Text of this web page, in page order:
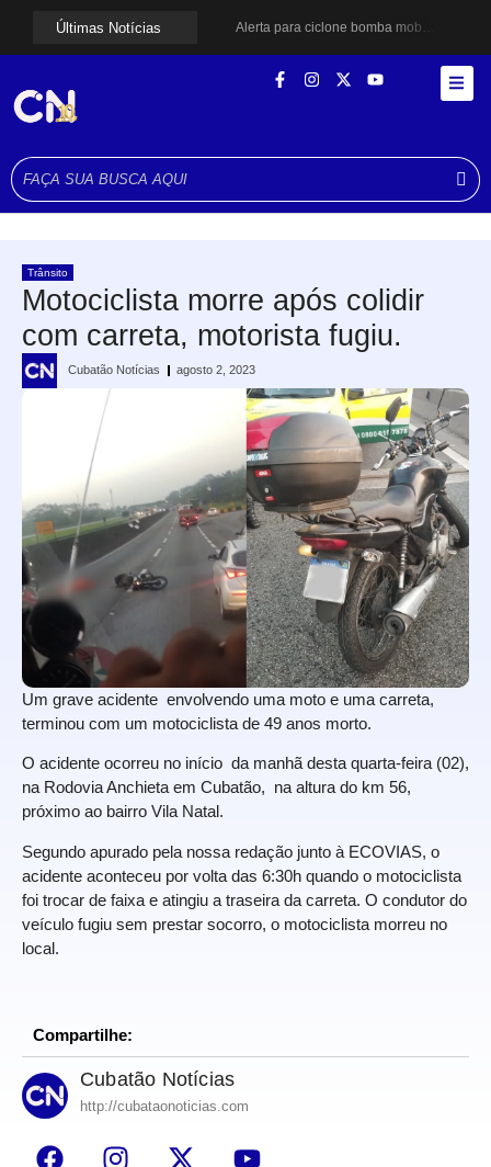
Últimas Notícias
Alerta para ciclone bomba mobiliza moradores de Cubatão após estragos causados por vendaval
Santos avança com proposta para municipalizar manutenção das calçadas
Cubatão orienta população sobre esquema vacinal contra sarampo e poliomielite
Trânsito
Motociclista morre após colidir
com carreta, motorista fugiu.
Cubatão Notícias agosto 2, 2023
Um grave acidente envolvendo uma moto e uma carreta,
terminou com um motociclista de 49 anos morto.
O acidente ocorreu no início da manhã desta quarta-feira (02),
na Rodovia Anchieta em Cubatão, na altura do km 56,
próximo ao bairro Vila Natal.
Segundo apurado pela nossa redação junto à ECOVIAS, o
acidente aconteceu por volta das 6:30h quando o motociclista
foi trocar de faixa e atingiu a traseira da carreta. O condutor do
veículo fugiu sem prestar socorro, o motociclista morreu no
local.
Compartilhe:
Cubatão Notícias
http://cubataonoticias.com